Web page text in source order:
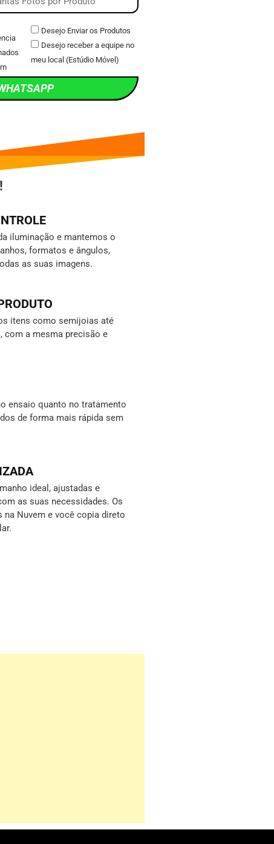
Desejo Enviar os Produtos
Desejo receber a equipe no
meu local (Estúdio Móvel)
iluminação e mantemos o
formatos e ângulos,
as suas imagens.
itens como semijoias até
com a mesma precisão e
ensaio quanto no tratamento
de forma mais rápida sem
ideal, ajustadas e
as suas necessidades. Os
Nuvem e você copia direto